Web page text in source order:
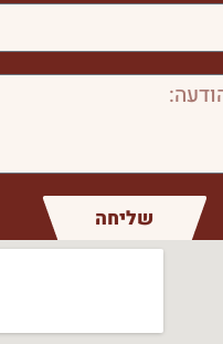
שליחה